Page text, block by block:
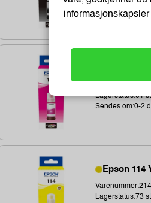
Sendes om:0-2
Epson 114
Lagerstatus:61
Sendes om:0-2
Epson 114
Lagerstatus:73